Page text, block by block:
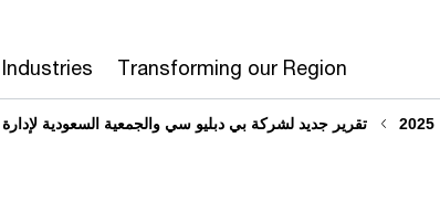
Transforming our Region
Industries
2025 تقرير جديد لشركة بي دبليو سي والجمعية السعودية